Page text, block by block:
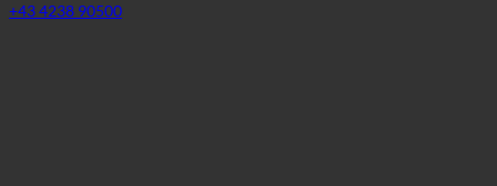
+43 4238 90500